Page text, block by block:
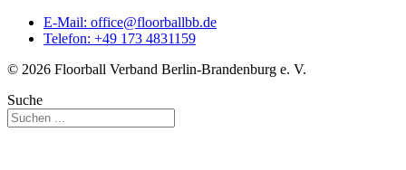
E-Mail: ed.bbllabroolf@eciffo
Telefon: +49 173 4831159
© 2026 Floorball Verband Berlin-Brandenburg e. V.
Suche